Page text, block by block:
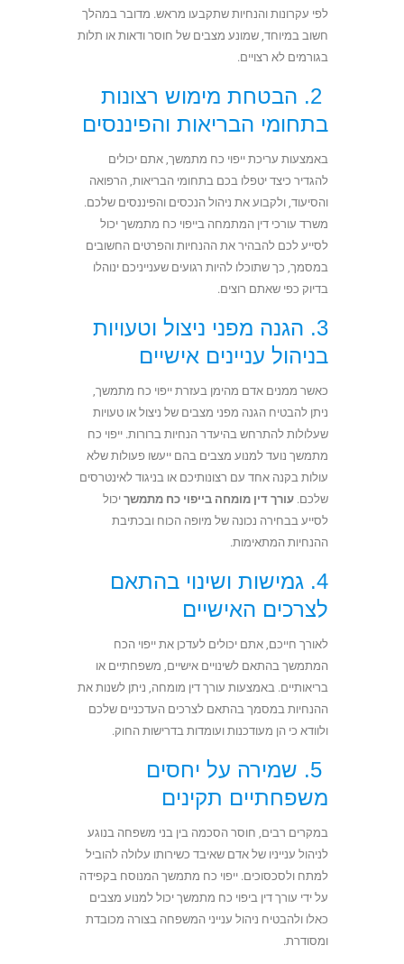
לפי עקרונות והנחיות שתקבעו מראש. מדובר במהלך
חשוב במיוחד, שמונע מצבים של חוסר ודאות או תלות
בגורמים לא רצויים.
2. הבטחת מימוש רצונות
בתחומי הבריאות והפיננסים
באמצעות עריכת ייפוי כח מתמשך, אתם יכולים
להגדיר כיצד יטפלו בכם בתחומי הבריאות, הרפואה
והסיעוד, ולקבוע את ניהול הנכסים והפיננסים שלכם.
משרד עורכי דין המתמחה בייפוי כח מתמשך יכול
לסייע לכם להבהיר את ההנחיות והפרטים החשובים
במסמך, כך שתוכלו להיות רגועים שענייניכם ינוהלו
בדיוק כפי שאתם רוצים.
3. הגנה מפני ניצול וטעויות
בניהול עניינים אישיים
כאשר ממנים אדם מהימן בעזרת ייפוי כח מתמשך,
ניתן להבטיח הגנה מפני מצבים של ניצול או טעויות
שעלולות להתרחש בהיעדר הנחיות ברורות. ייפוי כח
מתמשך נועד למנוע מצבים בהם ייעשו פעולות שלא
עולות בקנה אחד עם רצונותיכם או בניגוד לאינטרסים
שלכם. עורך דין מומחה בייפוי כח מתמשך יכול
לסייע בבחירה נכונה של מיופה הכוח ובכתיבת
ההנחיות המתאימות.
4. גמישות ושינוי בהתאם
לצרכים האישיים
לאורך חייכם, אתם יכולים לעדכן את ייפוי הכח
המתמשך בהתאם לשינויים אישיים, משפחתיים או
בריאותיים. באמצעות עורך דין מומחה, ניתן לשנות את
ההנחיות במסמך בהתאם לצרכים העדכניים שלכם
ולוודא כי הן מעודכנות ועומדות בדרישות החוק.
5. שמירה על יחסים
משפחתיים תקינים
במקרים רבים, חוסר הסכמה בין בני משפחה בנוגע
לניהול ענייניו של אדם שאיבד כשירותו עלולה להוביל
למתח ולסכסוכים. ייפוי כח מתמשך המנוסח בקפידה
על ידי עורך דין ביפוי כח מתמשך יכול למנוע מצבים
כאלו ולהבטיח ניהול ענייני המשפחה בצורה מכובדת
ומסודרת.